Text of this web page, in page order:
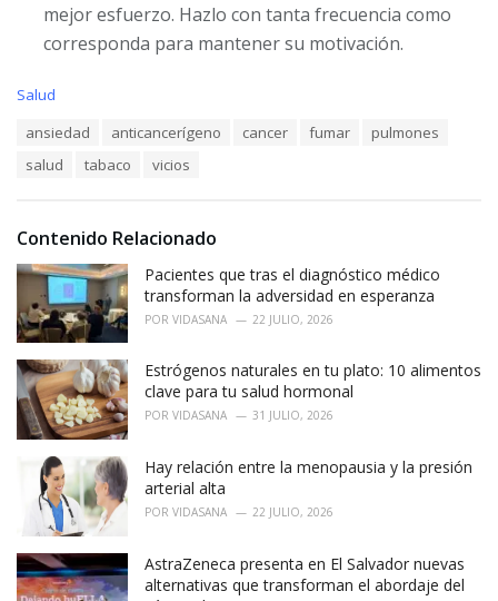
mejor esfuerzo. Hazlo con tanta frecuencia como
corresponda para mantener su motivación.
C
i
s
Salud
ansiedad anticancerígeno cancer fumar
pulmones
salud
tabaco vicios
Contenido Relacionado
Pacientes que tras el diagnóstico médico
transforman la adversidad en esperanza
POR VIDASANA 22 JULIO, 2026
Estrógenos naturales en tu plato: 10 alimentos
clave para tu salud hormonal
POR VIDASANA 31 JULIO, 2026
Hay relación entre la menopausia y la presión
arterial alta
POR VIDASANA 22 JULIO, 2026
AstraZeneca presenta en El Salvador nuevas
alternativas que transforman el abordaje del